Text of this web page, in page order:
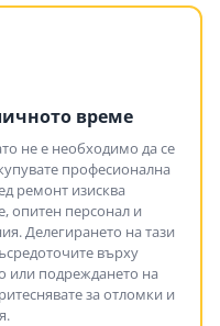
време
не е необходимо да се
професионална
ремонт изисква
опитен персонал и
Делегирането на тази
върху
или подреждането на
за отломки и